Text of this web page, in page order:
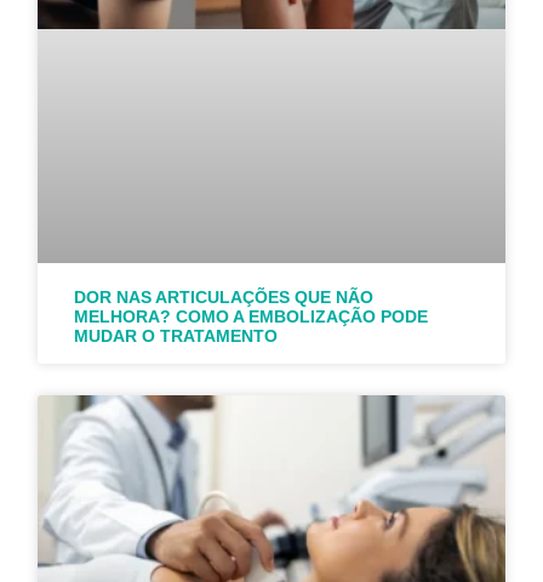
DOR NAS ARTICULAÇÕES QUE NÃO
MELHORA? COMO A EMBOLIZAÇÃO PODE
MUDAR O TRATAMENTO